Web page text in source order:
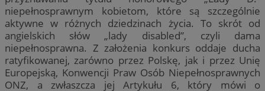
niepełnosprawnym kobietom, które są szczególnie
aktywne w różnych dziedzinach życia. To skrót od
angielskich słów „lady disabled”, czyli dama
niepełnosprawna. Z założenia konkurs oddaje ducha
ratyfikowanej, zarówno przez Polskę, jak i przez Unię
Europejską, Konwencji Praw Osób Niepełnosprawnych
ONZ, a zwłaszcza jej Artykułu 6, który mówi o